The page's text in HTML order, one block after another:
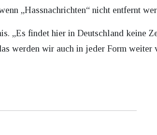
„Hassnachrichten“ nicht entfernt
„Es findet hier in Deutschland keine
werden wir auch in jeder Form weiter